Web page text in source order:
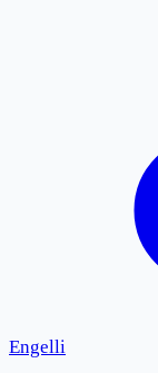
Engelli